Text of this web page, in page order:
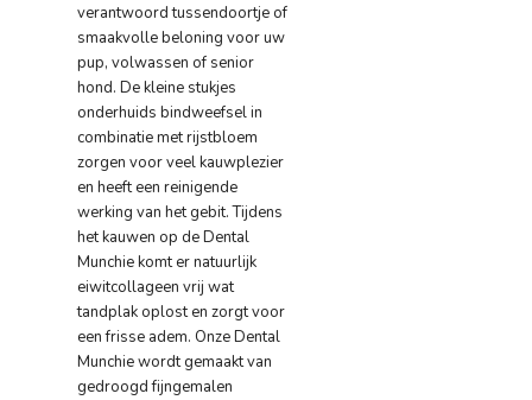
verantwoord tussendoortje of
smaakvolle beloning voor uw
pup, volwassen of senior
hond. De kleine stukjes
onderhuids bindweefsel in
combinatie met rijstbloem
zorgen voor veel kauwplezier
en heeft een reinigende
werking van het gebit. Tijdens
het kauwen op de Dental
Munchie komt er natuurlijk
eiwitcollageen vrij wat
tandplak oplost en zorgt voor
een frisse adem. Onze Dental
Munchie wordt gemaakt van
gedroogd fijngemalen